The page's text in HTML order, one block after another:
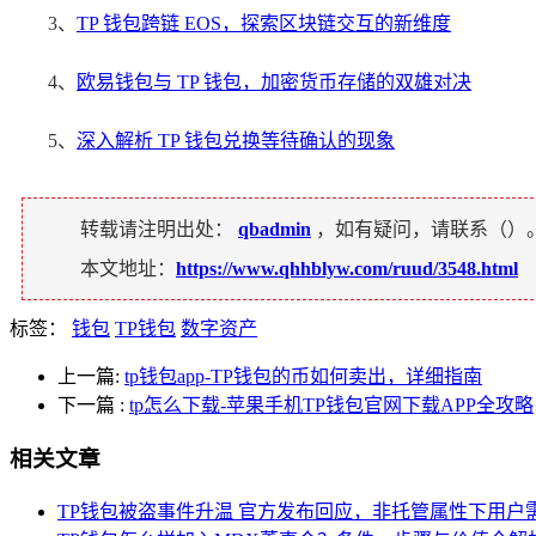
3、 TP 钱包跨链 EOS，探索区块链交互的新维度
4、 欧易钱包与 TP 钱包，加密货币存储的双雄对决
5、 深入解析 TP 钱包兑换等待确认的现象
转载请注明出处： qbadmin ，如有疑问，请联系（）。
本文地址： https://www.qhhblyw.com/ruud/3548.html
标签： 钱包 TP钱包 数字资产
上一篇: tp钱包app-TP钱包的币如何卖出，详细指南
下一篇 : tp怎么下载-苹果手机TP钱包官网下载APP全攻略
相关文章
TP钱包被盗事件升温 官方发布回应，非托管属性下用户